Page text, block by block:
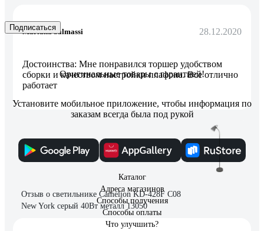
Mariana Salmassi 28.12.2020
Достоинства: Мне понравился торшер удобством
сборки и качеством настройки плафона. Все отлично
работает
8 отзывов
Отзыв о светильнике Camelion KD-428F С08
New York серый 40Вт металл 13050
Подписаться
Оригинальные товары с гарантией!
Установите мобильное приложение, чтобы информация по
заказам всегда была под рукой
Каталог
Адреса магазинов
Способы получения
Способы оплаты
Что улучшить?